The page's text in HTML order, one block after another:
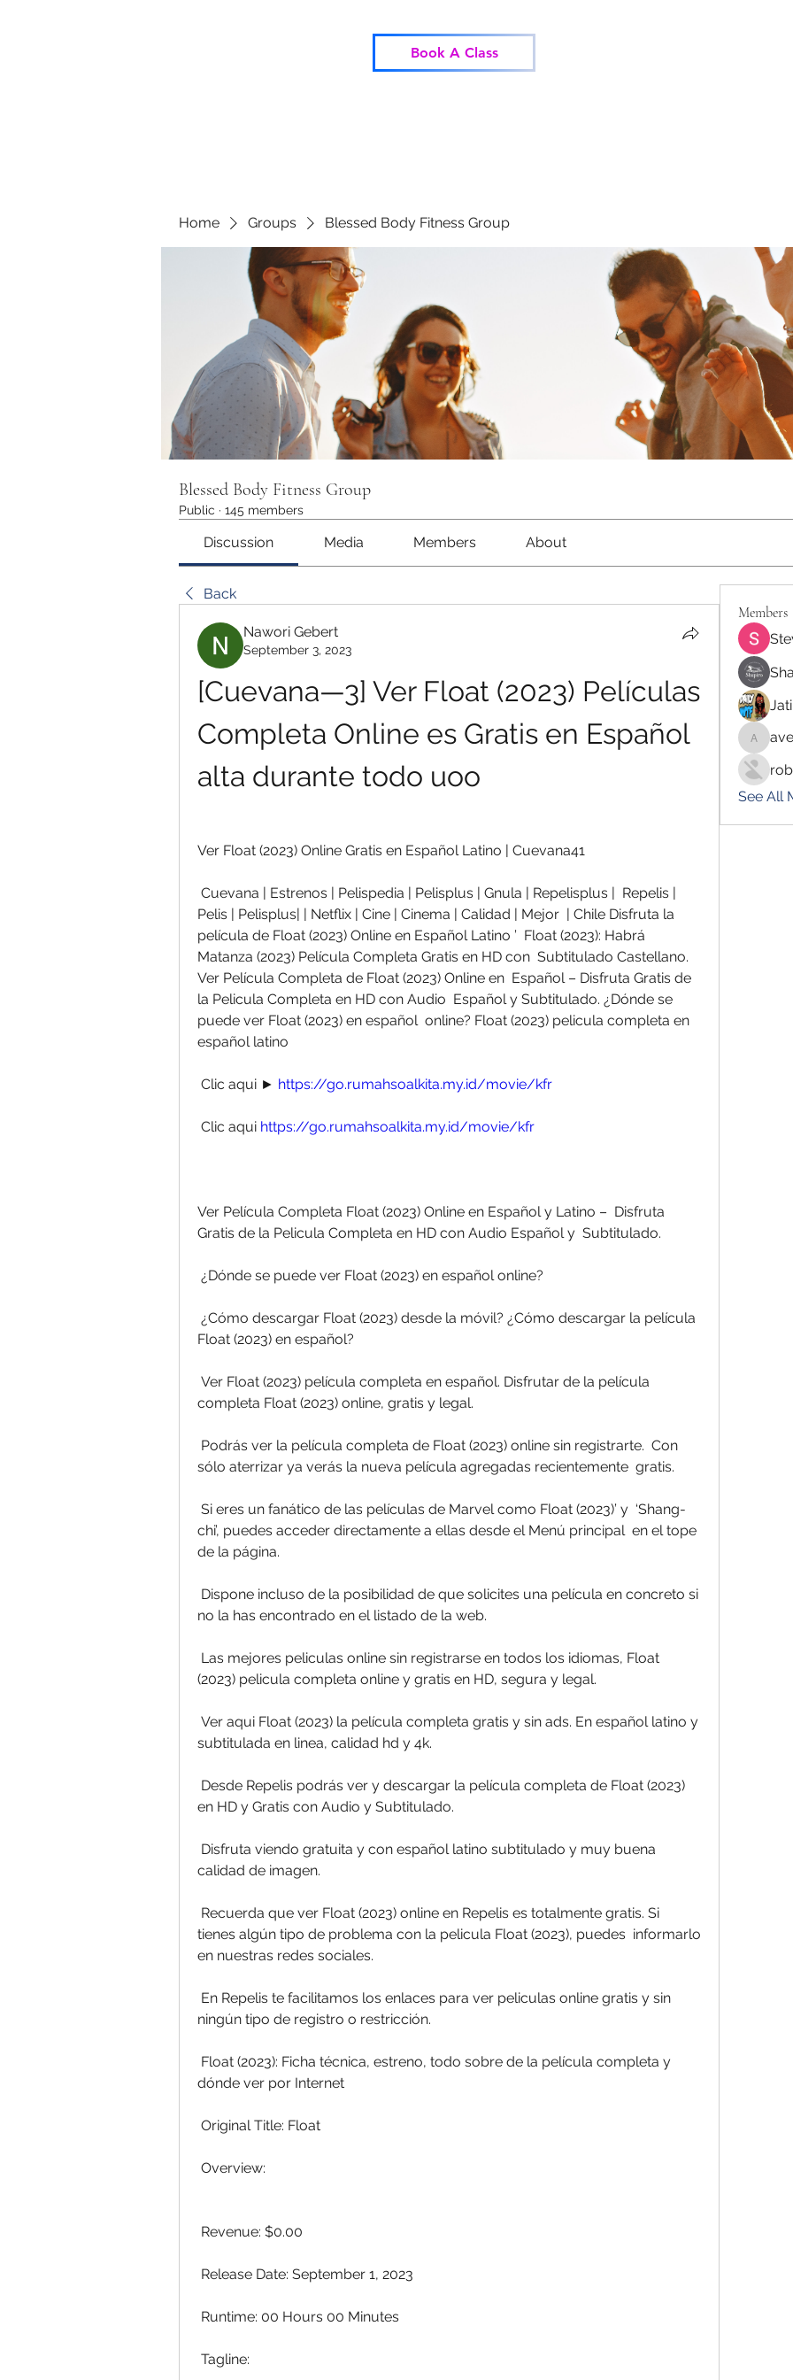
Book A Class
Home Groups Blessed Body Fitness Group
Blessed Body Fitness Group
Public · 145 members
Discussion Media Members About
Back
Nawori Gebert
September 3, 2023
[Cuevana—3] Ver Float (2023) Películas
Completa Online es Gratis en Español
alta durante todo uoo
Ver Float (2023) Online Gratis en Español Latino | Cuevana41
Pelis | Pelisplus| | Netflix | Cine | Cinema | Calidad | Mejor  | Chile Disfruta la
película de Float (2023) Online en Español Latino ’  Float (2023): Habrá
Matanza (2023) Película Completa Gratis en HD con  Subtitulado Castellano.
Ver Película Completa de Float (2023) Online en  Español – Disfruta Gratis de
la Pelicula Completa en HD con Audio  Español y Subtitulado. ¿Dónde se
puede ver Float (2023) en español  online? Float (2023) pelicula completa en
español latino
Clic aqui ► https://go.rumahsoalkita.my.id/movie/kfr
Clic aqui https://go.rumahsoalkita.my.id/movie/kfr
Ver Película Completa Float (2023) Online en Español y Latino –  Disfruta
Gratis de la Pelicula Completa en HD con Audio Español y  Subtitulado.
¿Dónde se puede ver Float (2023) en español online?
Float (2023) en español?
completa Float (2023) online, gratis y legal.
sólo aterrizar ya verás la nueva película agregadas recientemente  gratis.
chi’, puedes acceder directamente a ellas desde el Menú principal  en el tope
de la página.
no la has encontrado en el listado de la web.
(2023) pelicula completa online y gratis en HD, segura y legal.
subtitulada en linea, calidad hd y 4k.
en HD y Gratis con Audio y Subtitulado.
calidad de imagen.
tienes algún tipo de problema con la pelicula Float (2023), puedes  informarlo
en nuestras redes sociales.
ningún tipo de registro o restricción.
dónde ver por Internet
Original Title: Float
Overview:
Revenue: $0.00
Release Date: September 1, 2023
Runtime: 00 Hours 00 Minutes
Tagline:
Members
See All